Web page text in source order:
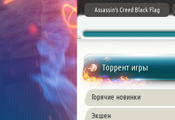
Doom: The Dark Ages
Assassin's Creed Black Flag
Торрент игры
Горячие новинки
Экшен